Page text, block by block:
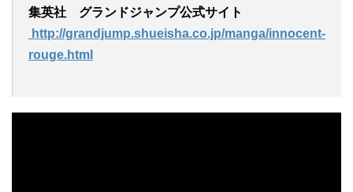
集英社 グランドジャンプ公式サイト
http://grandjump.shueisha.co.jp/manga/innocent-
rouge.html